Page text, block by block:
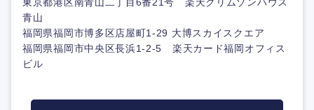
青山
福岡県福岡市博多区店屋町1-29 大博スカイスクエア
福岡県福岡市中央区長浜1-2-5 楽天カード福岡オフィス
ビル